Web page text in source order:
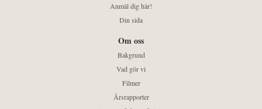
Anmäl dig här!
Din sida
Om oss
Bakgrund
Vad gör vi
Filmer
Årsrapporter